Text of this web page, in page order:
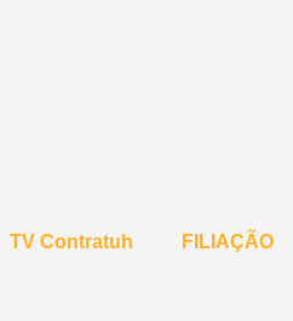
TV Contratuh FILIAÇÃO